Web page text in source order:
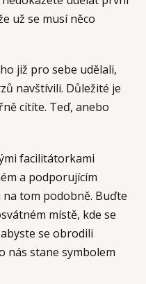
už se musí něco
již pro sebe udělali,
navštívili. Důležité je
cítíte. Teď, anebo
facilitátorkami
a podporujícím
tom podobně. Buďte
místě, kde se
se obrodili
nás stane symbolem